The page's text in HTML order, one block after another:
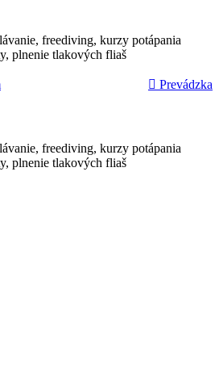
freediving, kurzy potápania
plnenie tlakových fliaš
 Prevádzka
freediving, kurzy potápania
plnenie tlakových fliaš